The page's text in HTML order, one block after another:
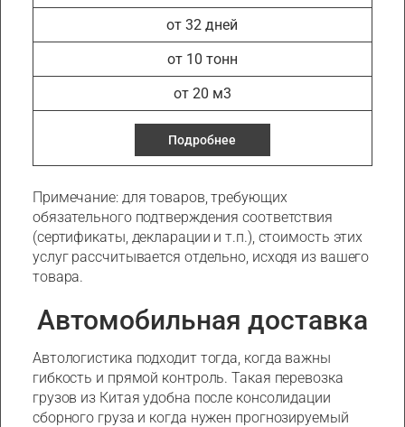
от 32 дней
от 10 тонн
от 20 м3
Подробнее
Примечание: для товаров, требующих
обязательного подтверждения соответствия
(сертификаты, декларации и т.п.), стоимость этих
услуг рассчитывается отдельно, исходя из вашего
товара.
Автомобильная доставка
Автологистика подходит тогда, когда важны
гибкость и прямой контроль. Такая перевозка
грузов из Китая удобна после консолидации
сборного груза и когда нужен прогнозируемый